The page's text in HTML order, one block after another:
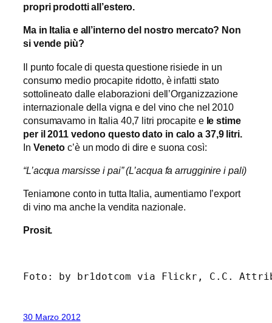
propri prodotti all’estero.
Ma in Italia e all’interno del nostro mercato? Non
si vende più?
Il punto focale di questa questione risiede in un
consumo medio procapite ridotto, è infatti stato
sottolineato dalle elaborazioni dell’Organizzazione
internazionale della vigna e del vino che nel 2010
consumavamo in Italia 40,7 litri procapite e le stime
per il 2011 vedono questo dato in calo a 37,9 litri.
In Veneto c’è un modo di dire e suona così:
“L’acqua marsisse i pai” (L’acqua fa arrugginire i pali)
Teniamone conto in tutta Italia, aumentiamo l’export
di vino ma anche la vendita nazionale.
Prosit.
Foto: by br1dotcom via Flickr, C.C.
30 Marzo 2012